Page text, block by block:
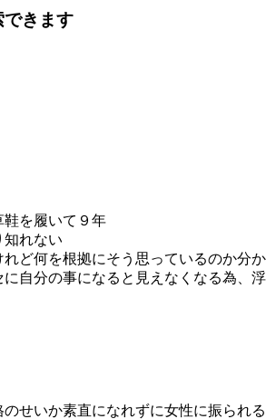
できます
を履いて９年
知れない
ど何を根拠にそう思っているのか分
自分の事になると見えなくなる為、
せいか素直になれずに女性に振られ